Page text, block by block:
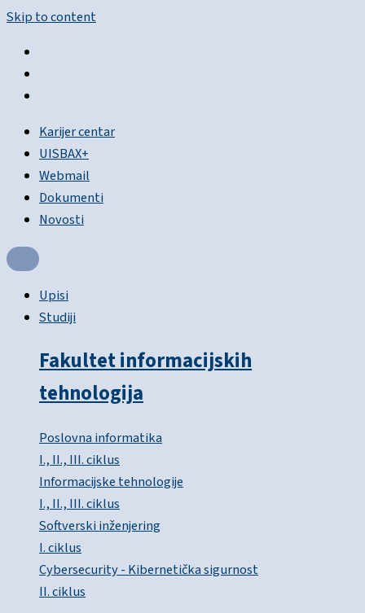
Skip to content
Karijer centar
UISBAX+
Webmail
Dokumenti
Novosti
Upisi
Studiji
Fakultet informacijskih
tehnologija
Poslovna informatika
I., II., III. ciklus
Informacijske tehnologije
I., II., III. ciklus
Softverski inženjering
I. ciklus
Cybersecurity - Kibernetička sigurnost
II. ciklus